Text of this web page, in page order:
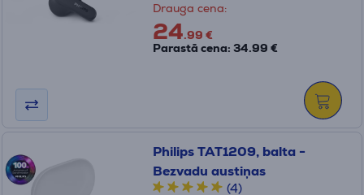
Drauga cena:
24.99 €
Parastā cena: 34.99 €
Philips TAT1209, balta -
Bezvadu austiņas
(4)